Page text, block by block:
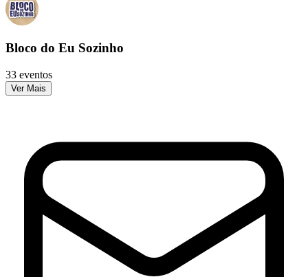
Bloco do Eu Sozinho
33 eventos
Ver Mais